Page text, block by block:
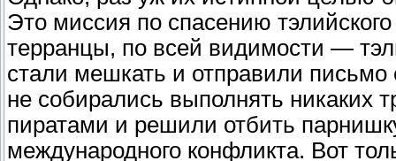
Это миссия по спасению
терранцы, по всей видимости —
стали мешкать и отправили
не собирались выполнять никаких
пиратами и решили отбить
международного конфликта. Вот